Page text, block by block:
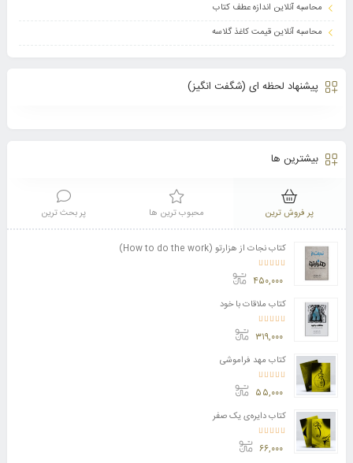
محاسبه آنلاین اندازه عطف کتاب
محاسبه آنلاین قیمت کاغذ گلاسه
پیشنهاد لحظه ای (شگفت انگیز)
بیشترین ها
پر فروش ترین محبوب ترین ها پر بحث ترین
کتاب نجات از هزارتو (How to do the work)
4.11 از 5 ۴۵۰,۰۰۰
کتاب ملاقات با خود
امتیاز3.50 از 5 ۳۱۹,۰۰۰
کتاب مهد فراموشی
5.00 از 5 ۵۵,۰۰۰
کتاب دایره‌ی یک صفر
امتیاز5.00از 5 ۶۶,۰۰۰